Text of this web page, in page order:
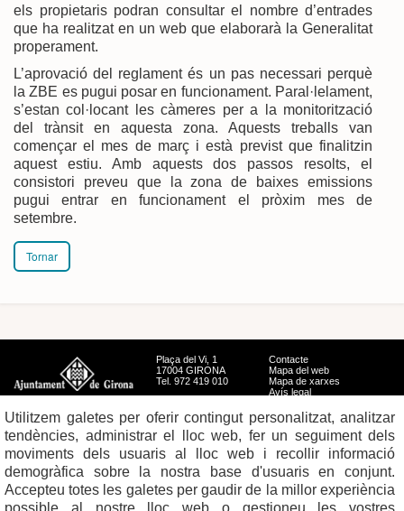
els propietaris podran consultar el nombre d’entrades
que ha realitzat en un web que elaborarà la Generalitat
properament.
L’aprovació del reglament és un pas necessari perquè
la ZBE es pugui posar en funcionament. Paral·lelament,
s’estan col·locant les càmeres per a la monitorització
del trànsit en aquesta zona. Aquests treballs van
començar el mes de març i està previst que finalitzin
aquest estiu. Amb aquests dos passos resolts, el
consistori preveu que la zona de baixes emissions
pugui entrar en funcionament el pròxim mes de
setembre.
Tornar
Plaça del Vi, 1
17004 GIRONA
Tel. 972 419 010
Contacte
Mapa del web
Mapa de xarxes
Avís legal
Utilitzem galetes per oferir contingut personalitzat, analitzar
tendències, administrar el lloc web, fer un seguiment dels
moviments dels usuaris al lloc web i recollir informació
demogràfica sobre la nostra base d'usuaris en conjunt.
Accepteu totes les galetes per gaudir de la millor experiència
possible al nostre lloc web o gestioneu les vostres